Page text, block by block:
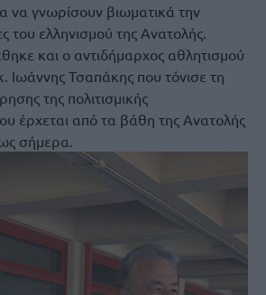
να γνωρίσουν βιωματικά την
του ελληνισμού της Ανατολής.
και ο αντιδήμαρχος αθλητισμού
Ιωάννης Τσαπάκης που τόνισε τη
της πολιτισμικής
έρχεται από τα βάθη της Ανατολής
σήμερα.